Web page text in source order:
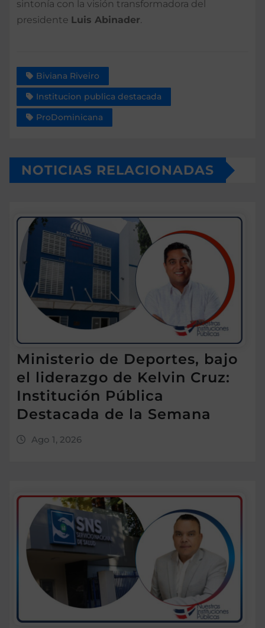
sintonía con la visión transformadora del
presidente Luis Abinader
Biviana Riveiro
Institucion publica destacada
ProDominicana
NOTICIAS RELACIONADAS
Ministerio de Deportes, bajo
el liderazgo de Kelvin Cruz:
Institución Pública
Destacada de la Semana
Ago 1, 2026